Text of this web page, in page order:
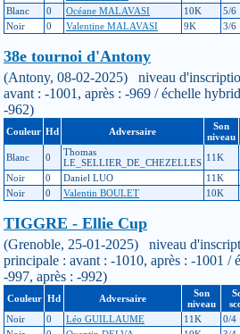
Blanc
0 Océane MALAVASI 10K 5/6
Noir
0 Valentine MALAVASI 9K 3/6
38e tournoi d'Antony
(Antony, 08-02-2025) niveau
avant : -1001, après : -969 / échelle
-962)
Couleur Hd Adversaire
Son
niveau
Blanc
0
Thomas
LE_SELLIER_DE_CHEZELLES 11K
Noir
0 Daniel LUO 11K
Noir
0 Valentin BOULET 10K
TIGGRE - Ellie Cup
(Grenoble, 25-01-2025) niveau
principale : avant : -1010, après : -1001 /
-997, après : -992)
Couleur Hd Adversaire
Son
niveau
Noir
0 Léo GUILLAUME 11K 0/4